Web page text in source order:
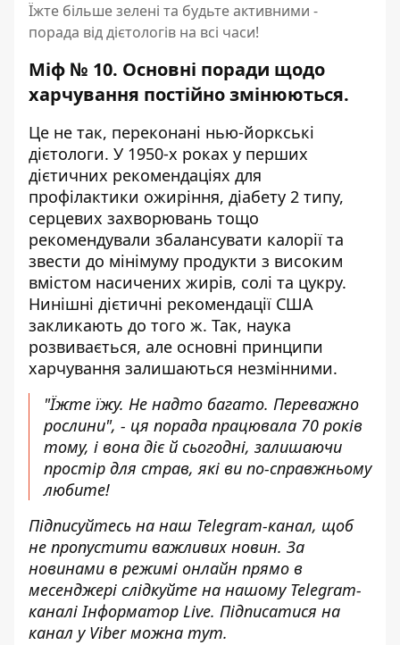
Їжте більше зелені та будьте активними -
порада від дієтологів на всі часи!
Міф № 10. Основні поради щодо
харчування постійно змінюються.
Це не так, переконані нью-йоркські
дієтологи. У 1950-х роках у перших
дієтичних рекомендаціях для
профілактики ожиріння, діабету 2 типу,
серцевих захворювань тощо
рекомендували збалансувати калорії та
звести до мінімуму продукти з високим
вмістом насичених жирів, солі та цукру.
Нинішні дієтичні рекомендації США
закликають до того ж. Так, наука
розвивається, але основні принципи
харчування залишаються незмінними.
"Їжте їжу. Не надто багато. Переважно
рослини", - ця порада працювала 70 років
тому, і вона діє й сьогодні, залишаючи
простір для страв, які ви по-справжньому
любите!
Підписуйтесь на наш Telegram-канал, щоб
не пропустити важливих новин. За
новинами в режимі онлайн прямо в
месенджері слідкуйте на нашому Telegram-
каналіІнформатор Live. Підписатися на
канал у Viber можна тут.